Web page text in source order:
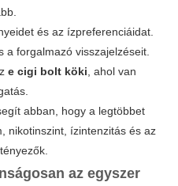
és az ízpreferenciáidat.
a forgalmazó visszajelzéseit.
e cigi bolt köki , ahol van
abban, hogy a legtöbbet
nikotinszint, ízintenzitás és az
az egyszer